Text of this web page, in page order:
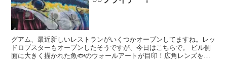
グアム、最近新しいレストランがいくつかオープンしてますね。レッ
ドロブスターもオープンしたそうですが、今日はこちらで。 ビル側
面に大きく描かれた魚🐟のウォールアートが目印！広角レンズを使